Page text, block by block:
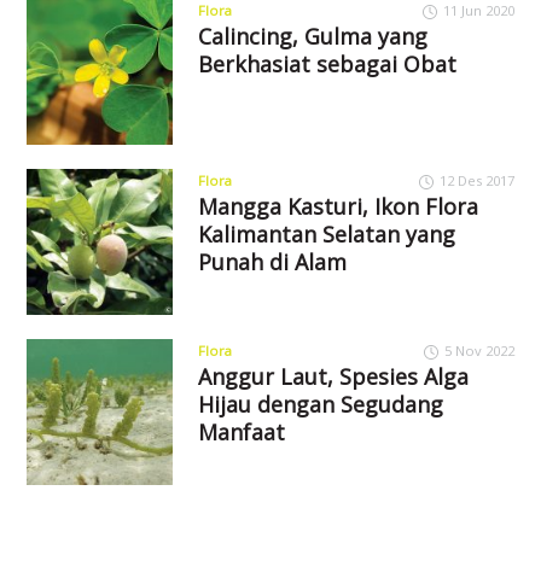
Flora 11 Jun 2020
Calincing, Gulma yang
Berkhasiat sebagai Obat
Flora 12 Des 2017
Mangga Kasturi, Ikon Flora
Kalimantan Selatan yang
Punah di Alam
Flora 5 Nov 2022
Anggur Laut, Spesies Alga
Hijau dengan Segudang
Manfaat